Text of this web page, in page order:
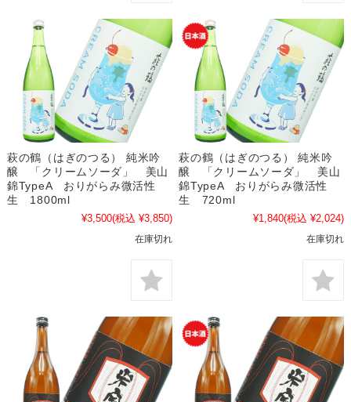
萩の鶴（はぎのつる） 純米吟
醸 「クリームソーダ」 美山
錦TypeA おりがらみ微活性
生 1800ml
¥3,500(税込 ¥3,850)
在庫切れ
萩の鶴（はぎのつる） 純米吟
醸 「クリームソーダ」 美山
錦TypeA おりがらみ微活性
生 720ml
¥1,840(税込 ¥2,024)
在庫切れ